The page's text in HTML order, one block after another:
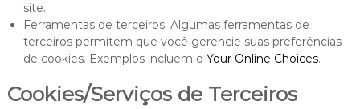
site.
Ferramentas de terceiros: Algumas ferramentas de
terceiros permitem que você gerencie suas preferências
de cookies. Exemplos incluem o Your Online Choices.
Cookies/Serviços de Terceiros